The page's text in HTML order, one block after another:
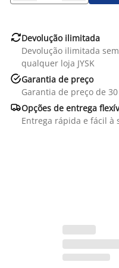
Devolução ilimitada
Devolução ilimitada
qualquer loja JYSK
Garantia de preço
Garantia de preço de
Opções de entrega
Entrega rápida e fácil à